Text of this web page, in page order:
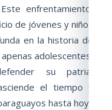
enfrentamiento,
de jóvenes y niños
en la historia de
adolescentes,
su patria,
el tiempo y
hasta hoy.